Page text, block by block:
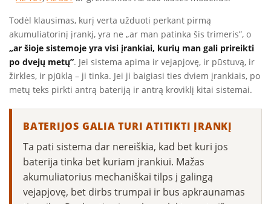
Todėl klausimas, kurį verta užduoti perkant pirmą
akumuliatorinį įrankį, yra ne „ar man patinka šis trimeris”, o
„ar šioje sistemoje yra visi įrankiai, kurių man gali prireikti
po dvejų metų”. Jei sistema apima ir vejapjovę, ir pūstuvą, ir
žirkles, ir pjūklą – ji tinka. Jei ji baigiasi ties dviem įrankiais, po
metų teks pirkti antrą bateriją ir antrą kroviklį kitai sistemai.
BATERIJOS GALIA TURI ATITIKTI ĮRANKĮ
Ta pati sistema dar nereiškia, kad bet kuri jos
baterija tinka bet kuriam įrankiui. Mažas
akumuliatorius mechaniškai tilps į galingą
vejapjovę, bet dirbs trumpai ir bus apkraunamas